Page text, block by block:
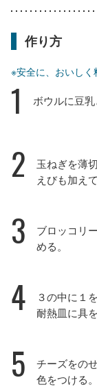
作り方
※安全に、おいしく
1 ボウルに豆
2
玉ねぎを薄
えびも加え
3
ブロッコリ
める。
4
３の中に１
耐熱皿に具
5
チーズをの
色をつける